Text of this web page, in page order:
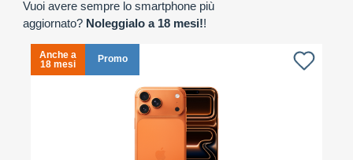
Vuoi avere sempre lo smartphone più
aggiornato? Noleggialo a 18 mesi!!
Anche a
18 mesi
Promo